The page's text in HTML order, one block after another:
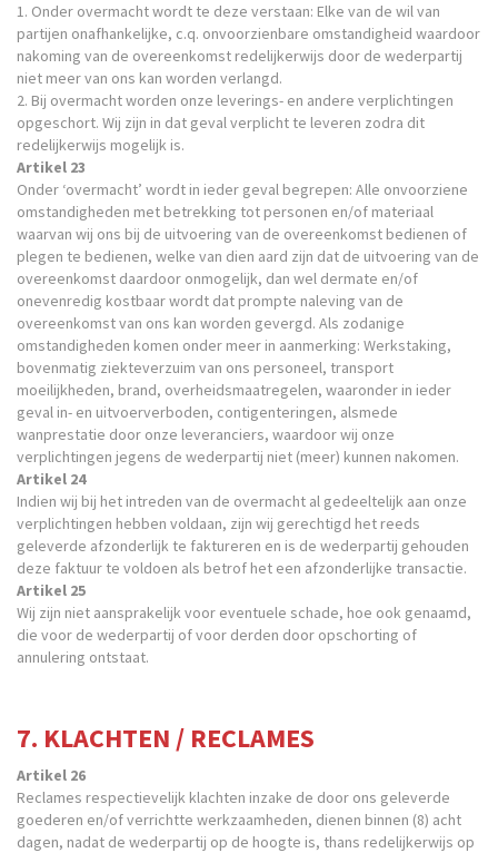
1. Onder overmacht wordt te deze verstaan: Elke van de wil van
partijen onafhankelijke, c.q. onvoorzienbare omstandigheid waardoor
nakoming van de overeenkomst redelijkerwijs door de wederpartij
niet meer van ons kan worden verlangd.
2. Bij overmacht worden onze leverings- en andere verplichtingen
opgeschort. Wij zijn in dat geval verplicht te leveren zodra dit
redelijkerwijs mogelijk is.
Artikel 23
Onder ‘overmacht’ wordt in ieder geval begrepen: Alle onvoorziene
omstandigheden met betrekking tot personen en/of materiaal
waarvan wij ons bij de uitvoering van de overeenkomst bedienen of
plegen te bedienen, welke van dien aard zijn dat de uitvoering van de
overeenkomst daardoor onmogelijk, dan wel dermate en/of
onevenredig kostbaar wordt dat prompte naleving van de
overeenkomst van ons kan worden gevergd. Als zodanige
omstandigheden komen onder meer in aanmerking: Werkstaking,
bovenmatig ziekteverzuim van ons personeel, transport
moeilijkheden, brand, overheidsmaatregelen, waaronder in ieder
geval in- en uitvoerverboden, contigenteringen, alsmede
wanprestatie door onze leveranciers, waardoor wij onze
verplichtingen jegens de wederpartij niet (meer) kunnen nakomen.
Artikel 24
Indien wij bij het intreden van de overmacht al gedeeltelijk aan onze
verplichtingen hebben voldaan, zijn wij gerechtigd het reeds
geleverde afzonderlijk te faktureren en is de wederpartij gehouden
deze faktuur te voldoen als betrof het een afzonderlijke transactie.
Artikel 25
Wij zijn niet aansprakelijk voor eventuele schade, hoe ook genaamd,
die voor de wederpartij of voor derden door opschorting of
annulering ontstaat.
7. KLACHTEN / RECLAMES
Artikel 26
Reclames respectievelijk klachten inzake de door ons geleverde
goederen en/of verrichtte werkzaamheden, dienen binnen (8) acht
dagen, nadat de wederpartij op de hoogte is, thans redelijkerwijs op